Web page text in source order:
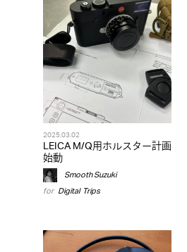
2025.03.02
LEICA M/Q用ホルスター計画
始動
Smooth Suzuki
for Digital,Trips